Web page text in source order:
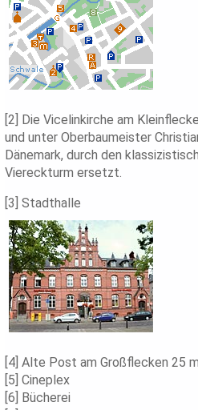
[2] Die Vicelinkirche am
und unter Oberbaumeister
Dänemark, durch den
Viereckturm ersetzt.
[3] Stadthalle
[4] Alte Post am Großflecken 25
[5] Cineplex
[6] Bücherei